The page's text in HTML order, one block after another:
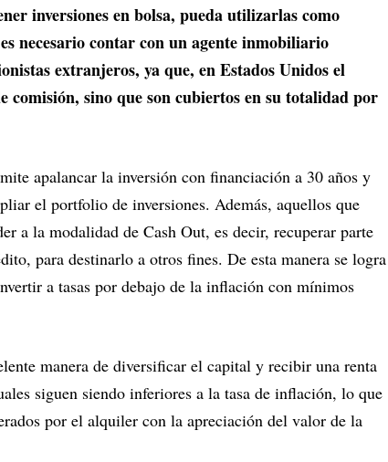
inversiones en bolsa, pueda utilizarlas como
necesario contar con un agente inmobiliario
extranjeros, ya que, en Estados Unidos el
comisión, sino que son cubiertos en su totalidad por
apalancar la inversión con financiación a 30 años y
el portfolio de inversiones. Además, aquellos que
a la modalidad de Cash Out, es decir, recuperar parte
para destinarlo a otros fines. De esta manera se logra
a tasas por debajo de la inflación con mínimos
manera de diversificar el capital y recibir una renta
siguen siendo inferiores a la tasa de inflación, lo que
por el alquiler con la apreciación del valor de la